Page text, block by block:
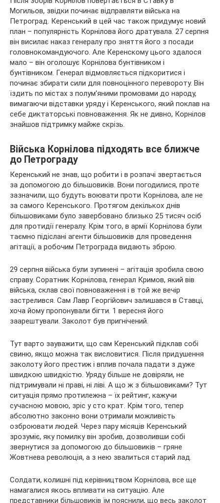
Могильов, звідки починає відправляти війська на
Петроград. Керенський в цей час також придумує новий
план – популярність Корнілова його дратувала. 27 серпня
він висилає наказ генералу про зняття його з посади
головнокомандуючого. Але Керенскому цього здалося
мало – він оголошує Корнілова бунтівником і
бунтівником. Генерал відмовляється підкоритися і
починає збирати сили для повноцінного перевороту. Він
їздить по містах з полум’яними промовами до народу,
вимагаючи відставки уряду і Керенського, який поклав на
себе диктаторські повноваження. Як не дивно, Корнілов
знайшов підтримку майже скрізь.
Війська Корнілова підходять все ближче
до Петрограду
Керенський не знав, що робити і в розпачі звертається
за допомогою до більшовиків. Вони погодилися, проте
зазначили, що будуть воювати проти Корнілова, але не
за самого Керенського. Протягом декількох днів
більшовиками було завербовано близько 25 тисяч осіб
для протидії генералу. Крім того, в армії Корнілова були
таємно підіслані агенти більшовиків для проведення
агітації, а робочим Петрограда видають зброю.
29 серпня війська були зупинені – агітація зробила свою
справу. Соратник Корнілова, генерал Кримов, який вів
війська, склав свої повноваження і в той же вечір
застрелився. Сам Лавр Георгійович залишався в Ставці,
хоча йому пропонували бігти. 1 вересня його
заарештували. Заколот був пригнічений.
Тут варто зауважити, що сам Керенський підклав собі
свиню, якщо можна так висловитися. Після придушення
заколоту його престиж і вплив почала падати з дуже
швидкою швидкістю. Уряду більше не довіряли, не
підтримували ні праві, ні ліві. А що ж з більшовиками? Тут
ситуація прямо протилежна – їх рейтинг, кажучи
сучасною мовою, зріс у сто крат. Крім того, тепер
абсолютно законно вони отримали можливість
озброювати людей. Через пару місяців Керенський
зрозуміє, яку помилку він зробив, дозволивши собі
звернутися за допомогою до більшовиків – гряне
Жовтнева революція, а з нею звалиться старий лад.
Солдати, колишні під керівництвом Корнілова, все ще
намагалися якось впливати на ситуацію. Але
представники більшовиків їм пояснили, що весь заколот